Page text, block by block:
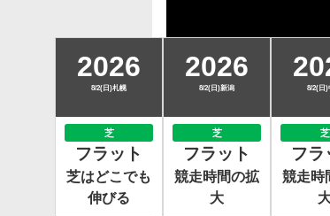
2026
8/2(日)札幌
芝
フラット
芝はどこでも
伸びる
2026
8/2(日)新潟
芝
フラット
競走時間の拡
大
8/2(日)
芝
フラ
競走時